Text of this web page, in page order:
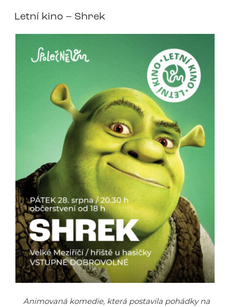
Letní kino – Shrek
Animovaná komedie, která postavila pohádky na